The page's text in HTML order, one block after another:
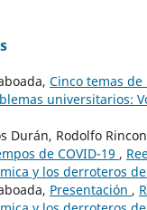
Cinco temas
universitarios:
Durán, Rodolfo
de COVID-19 ,
y los derroteros
Presentación ,